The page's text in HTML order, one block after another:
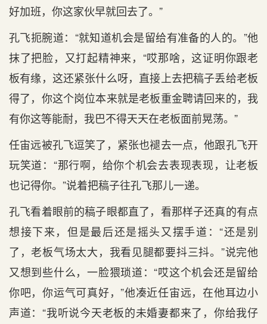
好加班，你这家伙早就回去了。”
孔飞扼腕道：“就知道机会是留给有准备的人的。”他
抹了把脸，又打起精神来，“哎那啥，这证明你跟老
板有缘，这还紧张什么呀，直接上去把稿子丢给老板
得了，你这个岗位本来就是老板重金聘请回来的，我
有你这等能耐，我巴不得天天在老板面前晃荡。”
任宙远被孔飞逗笑了，紧张也褪去一点，他跟孔飞开
玩笑道：“那行啊，给你个机会去表现表现，让老板
也记得你。”说着把稿子往孔飞那儿一递。
孔飞看着眼前的稿子眼都直了，看那样子还真的有点
想接下来，但是最后还是摇头又摆手道：“还是别
了，老板气场太大，我看见腿都要抖三抖。”说完他
又想到些什么，一脸猥琐道：“哎这个机会还是留给
你吧，你运气可真好，”他凑近任宙远，在他耳边小
声道：“我听说今天老板的未婚妻都来了，你给我仔